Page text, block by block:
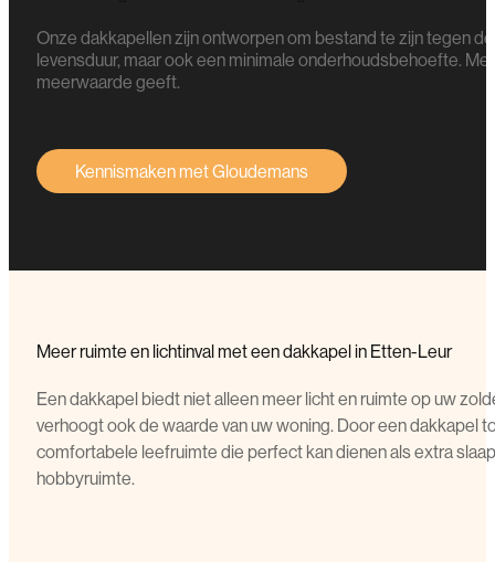
Onze dakkapellen zijn ontworpen om bestand te zijn tegen
levensduur, maar ook een minimale onderhoudsbehoefte.
meerwaarde geeft.
Kennismaken met Gloudemans
Meer ruimte en lichtinval met een dakkapel in Etten-Leur
Een dakkapel biedt niet alleen meer licht en ruimte op uw
verhoogt ook de waarde van uw woning. Door een dakkapel
comfortabele leefruimte die perfect kan dienen als extra
hobbyruimte.